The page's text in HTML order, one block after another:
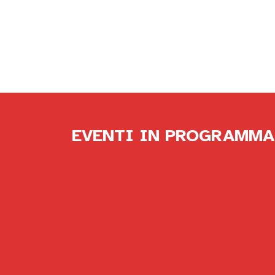
EVENTI IN PROGRAMMA